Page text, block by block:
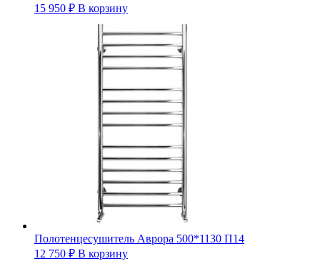
15 950 ₽ В корзину
Полотенцесушитель Аврора 500*1130 П14
12 750 ₽ В корзину